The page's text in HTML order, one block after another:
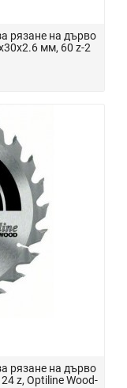
рязане на дърво
мм, 60 z-2
рязане на дърво
z, Optiline Wood-